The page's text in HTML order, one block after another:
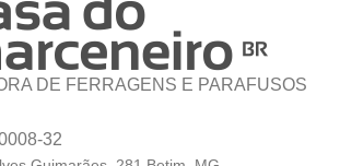
DE FERRAGENS E PARAFUSOS
32